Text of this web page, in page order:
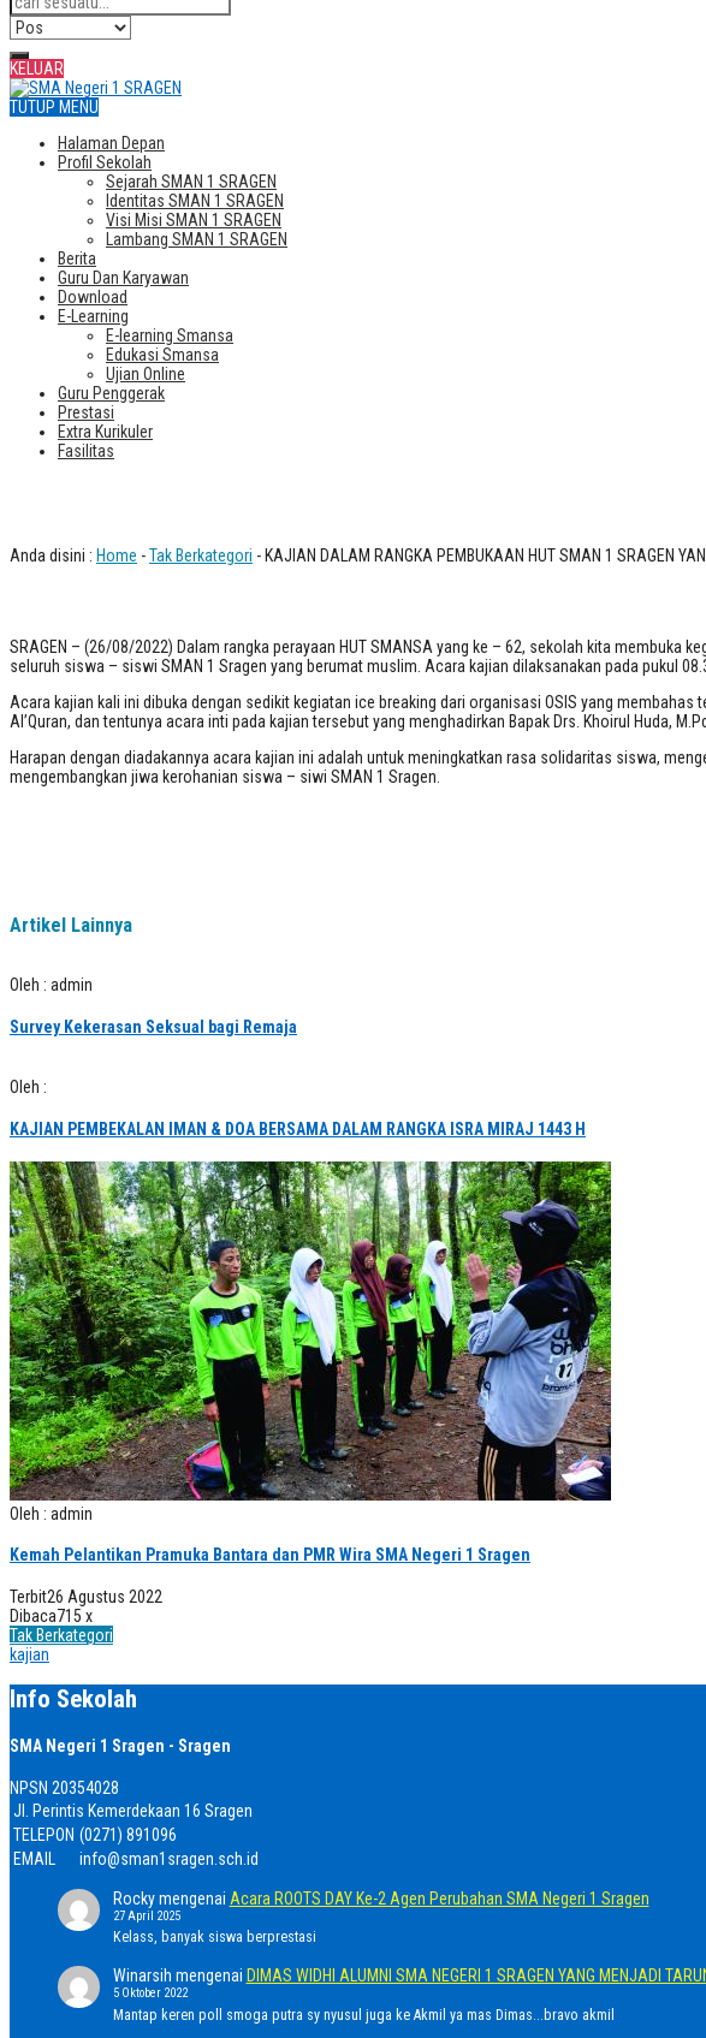
KELUAR
TUTUP MENU
Halaman Depan
Profil Sekolah
Sejarah SMAN 1 SRAGEN
Identitas SMAN 1 SRAGEN
Visi Misi SMAN 1 SRAGEN
Lambang SMAN 1 SRAGEN
Berita
Guru Dan Karyawan
Download
E-Learning
E-learning Smansa
Edukasi Smansa
Ujian Online
Guru Penggerak
Prestasi
Extra Kurikuler
Fasilitas
Anda disini : Home -Tak Berkategori - KAJIAN DALAM RANGKA PEMBUKAAN HUT SMAN 1 SRAGEN
SRAGEN – (26/08/2022) Dalam rangka perayaan HUT SMANSA yang ke – 62, sekolah kita
seluruh siswa – siswi SMAN 1 Sragen yang berumat muslim. Acara kajian dilaksanakan pada pukul
Acara kajian kali ini dibuka dengan sedikit kegiatan ice breaking dari organisasi OSIS yang membahas
Al’Quran, dan tentunya acara inti pada kajian tersebut yang menghadirkan Bapak Drs. Khoirul Huda,
Harapan dengan diadakannya acara kajian ini adalah untuk meningkatkan rasa solidaritas siswa,
mengembangkan jiwa kerohanian siswa – siwi SMAN 1 Sragen.
Artikel Lainnya
Oleh : admin
Survey Kekerasan Seksual bagi Remaja
Oleh :
KAJIAN PEMBEKALAN IMAN & DOA BERSAMA DALAM RANGKA ISRA MIRAJ 1443 H
Oleh : admin
Kemah Pelantikan Pramuka Bantara dan PMR Wira SMA Negeri 1 Sragen
Terbit26 Agustus 2022
Dibaca715 x
Tak Berkategori
kajian
Info Sekolah
SMA Negeri 1 Sragen - Sragen
NPSN 20354028
Jl. Perintis Kemerdekaan 16 Sragen
TELEPON (0271) 891096
EMAIL
info@sman1sragen.sch.id
Rockymengenai Acara ROOTS DAY Ke-2 Agen Perubahan SMA Negeri 1 Sragen
27 April 2025
Kelass, banyak siswa berprestasi
Winarsih mengenai DIMAS WIDHI ALUMNI SMA NEGERI 1 SRAGEN YANG MENJADI
5 Oktober 2022
Mantap keren poll smoga putra sy nyusul juga ke Akmil ya mas Dimas...bravo akmil